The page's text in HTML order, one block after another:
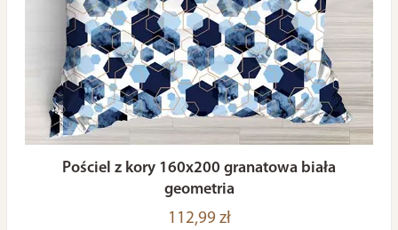
Pościel z kory 160x200 granatowa biała
geometria
112,99 zł